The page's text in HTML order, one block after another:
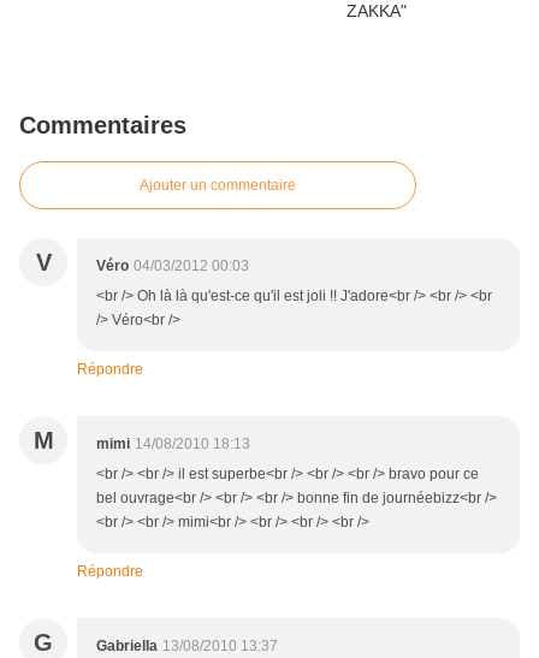
Commentaires
Ajouter un commentaire
V Véro 04/03/2012 00:03
<br /> Oh là là qu'est-ce qu'il est joli !! J'adore<br /> <br /> <br
/> Véro<br />
Répondre
M mimi 14/08/2010 18:13
<br /> <br /> il est superbe<br /> <br /> <br /> bravo pour ce
bel ouvrage<br /> <br /> <br /> bonne fin de journéebizz<br />
<br /> <br /> mimi<br /> <br /> <br /> <br />
Répondre
G Gabriella 13/08/2010 13:37